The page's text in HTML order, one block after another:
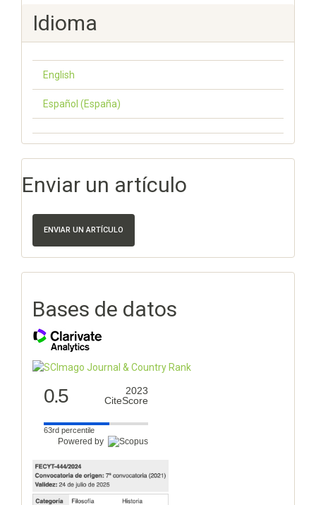
Idioma
English
Español (España)
Enviar un artículo
ENVIAR UN ARTÍCULO
Bases de datos
0.5
2023
CiteScore
63rd percentile
Powered by